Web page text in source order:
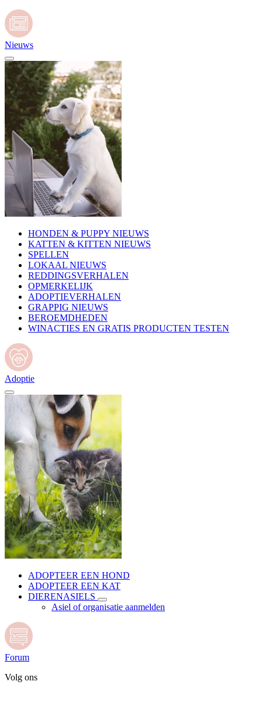
Nieuws
HONDEN & PUPPY NIEUWS
KATTEN & KITTEN NIEUWS
SPELLEN
LOKAAL NIEUWS
REDDINGSVERHALEN
OPMERKELIJK
ADOPTIEVERHALEN
GRAPPIG NIEUWS
BEROEMDHEDEN
WINACTIES EN GRATIS PRODUCTEN TESTEN
Adoptie
ADOPTEER EEN HOND
ADOPTEER EEN KAT
DIERENASIELS
Asiel of organisatie aanmelden
Forum
Volg ons